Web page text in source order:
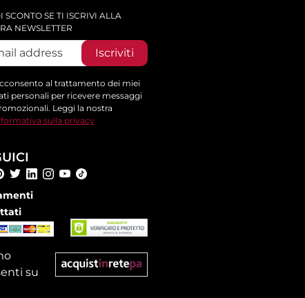
SCONTO SE TI ISCRIVI ALLA
NEWSLETTER
Iscriviti
al trattamento dei miei
personali per ricevere messaggi
Leggi la nostra
sulla privacy
su